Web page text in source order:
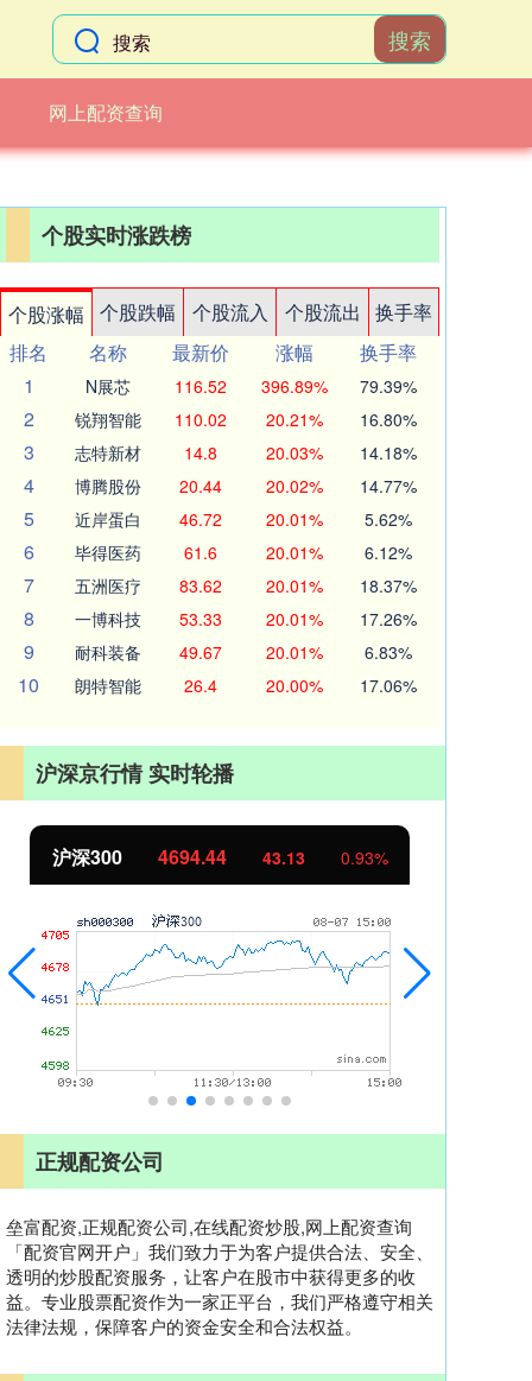
搜索
网上配资查询
个股实时涨跌榜
个股涨幅 个股跌幅 个股流入 个股流出
换手率
排名
名称 最新价 涨幅
换手率
1
N展芯 116.52 396.89% 79.39%
2 锐翔智能 110.02 20.21% 16.80%
3 志特新材 14.8 20.03% 14.18%
4 博腾股份 20.44 20.02% 14.77%
5 近岸蛋白 46.72 20.01% 5.62%
6 毕得医药 61.6 20.01% 6.12%
7 五洲医疗 83.62 20.01% 18.37%
8 一博科技 53.33 20.01% 17.26%
9 耐科装备 49.67 20.01% 6.83%
10 朗特智能 26.4 20.00% 17.06%
沪深京行情 实时轮播
北证50 1134.24 11.37 1.01%
正规配资公司
垒富配资,正规配资公司,在线配资炒股,网上配资查询
「配资官网开户」我们致力于为客户提供合法、安全、
透明的炒股配资服务，让客户在股市中获得更多的收
益。专业股票配资作为一家正平台，我们严格遵守相关
法律法规，保障客户的资金安全和合法权益。